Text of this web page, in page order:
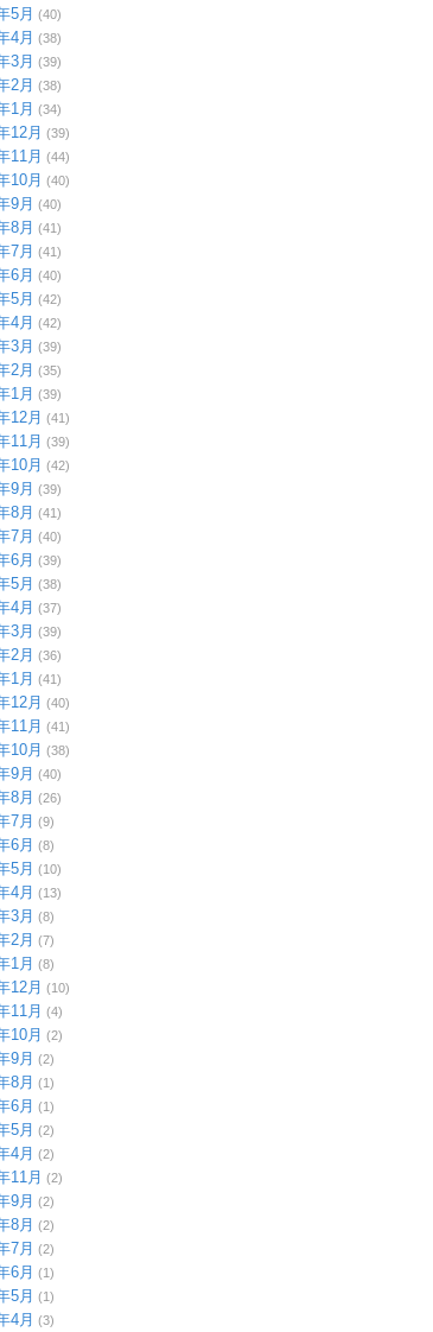
5月 (40)
4月 (38)
3月 (39)
2月 (38)
1月 (34)
12月 (39)
11月 (44)
10月 (40)
9月 (40)
8月 (41)
7月 (41)
6月 (40)
5月 (42)
4月 (42)
3月 (39)
2月 (35)
1月 (39)
12月 (41)
11月 (39)
10月 (42)
9月 (39)
8月 (41)
7月 (40)
6月 (39)
5月 (38)
4月 (37)
3月 (39)
2月 (36)
1月 (41)
12月 (40)
11月 (41)
10月 (38)
9月 (40)
8月 (26)
7月 (9)
6月 (8)
5月 (10)
4月 (13)
3月 (8)
2月 (7)
1月 (8)
12月 (10)
11月 (4)
10月 (2)
9月 (2)
8月 (1)
6月 (1)
5月 (2)
4月 (2)
11月 (2)
9月 (2)
8月 (2)
7月 (2)
6月 (1)
5月 (1)
4月 (3)